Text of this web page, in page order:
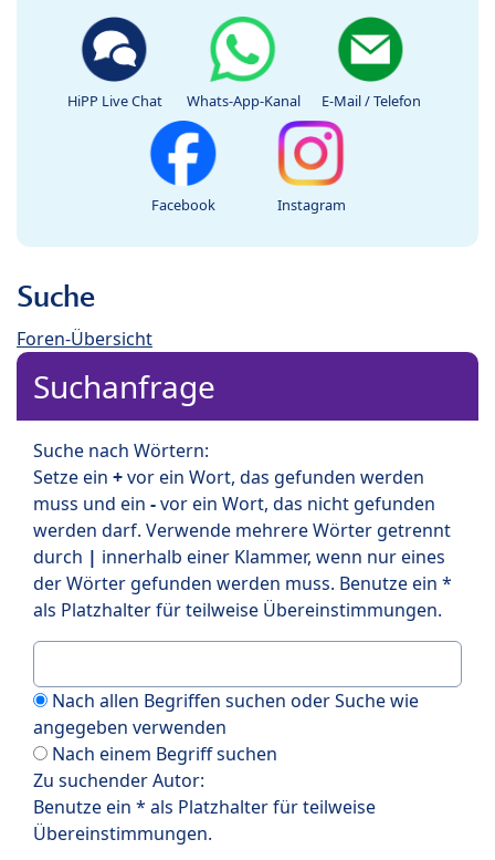
HiPP Live Chat Whats-App-Kanal E-Mail / Telefon
Facebook Instagram
Suche
Foren-Übersicht
Suchanfrage
Suche nach Wörtern:
Setze ein +vor ein Wort, das gefunden werden
muss und ein -vor ein Wort, das nicht gefunden
werden darf. Verwende mehrere Wörter getrennt
durch | innerhalb einer Klammer, wenn nur eines
der Wörter gefunden werden muss. Benutze ein *
als Platzhalter für teilweise Übereinstimmungen.
Nach allen Begriffen suchen oder Suche wie
angegeben verwenden
Nach einem Begriff suchen
Zu suchender Autor:
Benutze ein * als Platzhalter für teilweise
Übereinstimmungen.